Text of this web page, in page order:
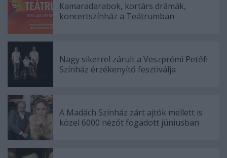
Kamaradarabok, kortárs drámák,
koncertszínház a Teátrumban
Nagy sikerrel zárult a Veszprémi Petőfi
Színház érzékenyítő fesztiválja
A Madách Színház zárt ajtók mellett is
közel 6000 nézőt fogadott júniusban